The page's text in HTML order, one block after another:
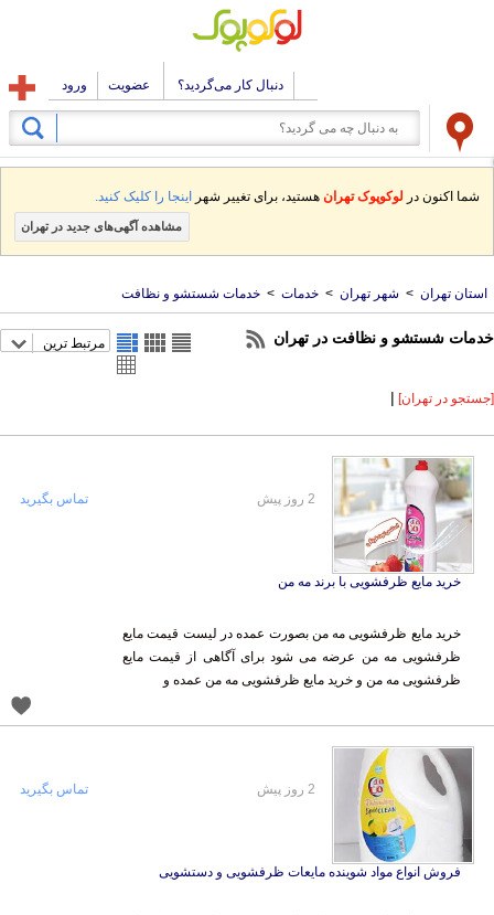
دنبال کار می‌گردید؟ عضویت ورود
شما اکنون در لوکوپوک تهران هستید، برای تغییر شهر اینجا را کلیک کنید.
مشاهده آگهی‌های جدید در تهران
استان تهران > شهر تهران > خدمات > خدمات شستشو و نظافت
خدمات شستشو و نظافت در تهران مرتبط ترین
[جستجو در تهران] |
خرید مایع ظرفشویی با برند مه من
خرید مایع ظرفشویی مه من بصورت عمده در لیست قیمت مایع
ظرفشویی مه من عرضه می شود برای آگاهی از قیمت مایع
ظرفشویی مه من و خرید مایع ظرفشویی مه من عمده و
2 روز پیش تماس بگیرید
فروش انواع مواد شوینده مایعات ظرفشویی و دستشویی
2 روز پیش تماس بگیرید